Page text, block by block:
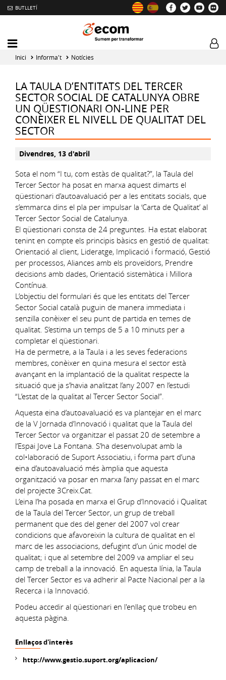
BUTLLETÍ
Mobile
menu
toggler
Inici Informa't Notícies
LA TAULA D’ENTITATS DEL TERCER
SECTOR SOCIAL DE CATALUNYA OBRE
UN QÜESTIONARI ON-LINE PER
CONÈIXER EL NIVELL DE QUALITAT DEL
SECTOR
Divendres, 13 d'abril
Sota el nom “I tu, com estàs de qualitat?”, la Taula del
Tercer Sector ha posat en marxa aquest dimarts el
qüestionari d’autoavaluació per a les entitats socials, que
s’emmarca dins el pla per impulsar la ‘Carta de Qualitat’ al
Tercer Sector Social de Catalunya.
El qüestionari consta de 24 preguntes. Ha estat elaborat
tenint en compte els principis bàsics en gestió de qualitat:
Orientació al client, Lideratge, Implicació i formació, Gestió
per processos, Aliances amb els proveïdors, Prendre
decisions amb dades, Orientació sistemàtica i Millora
Contínua.
L’objectiu del formulari és que les entitats del Tercer
Sector Social català puguin de manera immediata i
senzilla conèixer el seu punt de partida en temes de
qualitat. S’estima un temps de 5 a 10 minuts per a
completar el qüestionari.
Ha de permetre, a la Taula i a les seves federacions
membres, conèixer en quina mesura el sector està
avançant en la implantació de la qualitat respecte la
situació que ja s’havia analitzat l’any 2007 en l’estudi
“L’estat de la qualitat al Tercer Sector Social”.
Aquesta eina d’autoavaluació es va plantejar en el marc
de la V Jornada d’Innovació i qualitat que la Taula del
Tercer Sector va organitzar el passat 20 de setembre a
l’Espai Jove La Fontana. S’ha desenvolupat amb la
col•laboració de Suport Associatiu, i forma part d’una
eina d’autoavaluació més àmplia que aquesta
organització va posar en marxa l’any passat en el marc
del projecte 3Creix.Cat.
L’eina l’ha posada en marxa el Grup d’Innovació i Qualitat
de la Taula del Tercer Sector, un grup de treball
permanent que des del gener del 2007 vol crear
condicions que afavoreixin la cultura de qualitat en el
marc de les associacions, defugint d’un únic model de
qualitat; i que al setembre del 2009 va ampliar el seu
camp de treball a la innovació. En aquesta línia, la Taula
del Tercer Sector es va adherir al Pacte Nacional per a la
Recerca i la Innovació.
Podeu accedir al qüestionari en l'enllaç que trobeu en
aquesta pàgina.
Enllaços d'interès
http://www.gestio.suport.org/aplicacion/